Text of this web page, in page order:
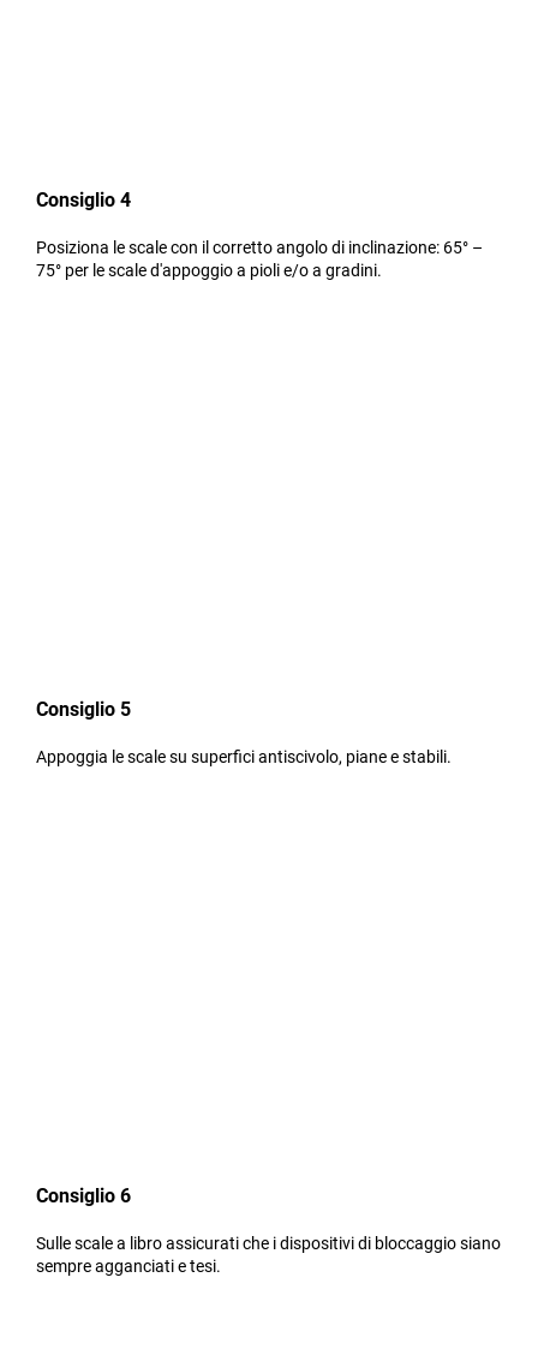
Consiglio 4
Posiziona le scale con il corretto angolo di inclinazione: 65° –
75° per le scale d'appoggio a pioli e/o a gradini.
Consiglio 5
Appoggia le scale su superfici antiscivolo, piane e stabili.
Consiglio 6
Sulle scale a libro assicurati che i dispositivi di bloccaggio siano
sempre agganciati e tesi.